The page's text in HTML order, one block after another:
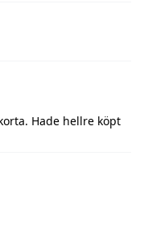
Hade hellre köpt